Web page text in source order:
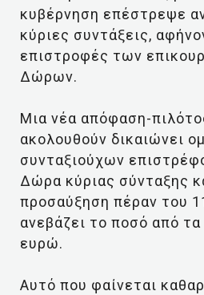
κυβέρνηση επέστρεψε
κύριες συντάξεις,
επιστροφές των
Δώρων.
Μια νέα απόφαση-
ακολουθούν δικαιώνει
συνταξιούχων
Δώρα κύριας σύνταξης
προσαύξηση πέραν του
ανεβάζει το ποσό από
ευρώ.
Αυτό που φαίνεται